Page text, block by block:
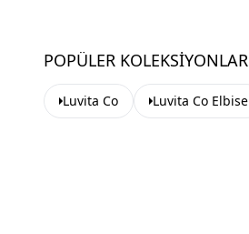
POPÜLER KOLEKSIYONLAR
Luvita Co Luvita Co Elbise